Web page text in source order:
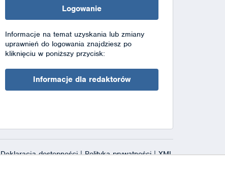
Logowanie
Informacje na temat uzyskania lub zmiany
uprawnień do logowania znajdziesz po
kliknięciu w poniższy przycisk:
Informacje dla redaktorów
Deklaracja dostępności|Polityka prywatności|XML